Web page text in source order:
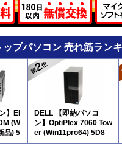
ップパソコン 売れ筋ラン
】El
(W
品) 5
DELL 【即納パソコ
ン】OptiPlex 7060 Tow
er (Win11pro64) 5D8